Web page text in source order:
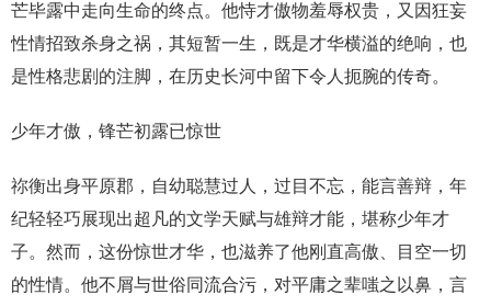
芒毕露中走向生命的终点。他恃才傲物羞辱权贵，又因狂妄
性情招致杀身之祸，其短暂一生，既是才华横溢的绝响，也
是性格悲剧的注脚，在历史长河中留下令人扼腕的传奇。
少年才傲，锋芒初露已惊世
祢衡出身平原郡，自幼聪慧过人，过目不忘，能言善辩，年
纪轻轻巧展现出超凡的文学天赋与雄辩才能，堪称少年才
子。然而，这份惊世才华，也滋养了他刚直高傲、目空一切
的性情。他不屑与世俗同流合污，对平庸之辈嗤之以鼻，言